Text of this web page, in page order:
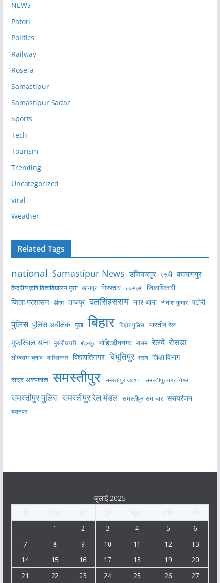
NEWS
Patori
Politics
Railway
Rosera
Samastipur
Samastipur Sadar
Sports
Tech
Tourism
Trending
Uncategorized
viral
Weather
Related Tags
national Samastipur News उजियारपुर एसपी कल्याणपुर
केंद्रीय कृषि विश्वविद्यालय पूसा खानपुर गिरफ्तार चकमेहसी जिलाधिकारी
जिला प्रशासन डीएम ताजपुर दलसिंहसराय नगर थाना नीतीश कुमार पटोरी
पुलिस पुलिस अधीक्षक पूसा बिहार बिहार पुलिस भारतीय रेल
मुफस्सिल थाना मुसरीघरारी मोहनपुर मोहिउद्दीननगर मौसम रेलवे रोसड़ा
लोकसभा चुनाव वारिसनगर विद्यापतिनगर विभूतिपुर शराब शिक्षा विभाग
सदर अस्पताल समस्तीपुर समस्तीपुर जंक्शन समस्तीपुर नगर निगम
समस्तीपुर पुलिस समस्तीपुर रेल मंडल समस्तीपुर समाचार सरायरंजन
हसनपुर
जुलाई 2025
1
2 3 4 5
6
7
8 9 10 11 12
13
14
15 16 17 18 19
20
21
22 23 24 25 26 27